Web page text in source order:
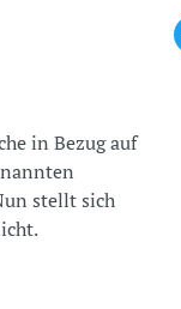
in Bezug auf
stellt sich